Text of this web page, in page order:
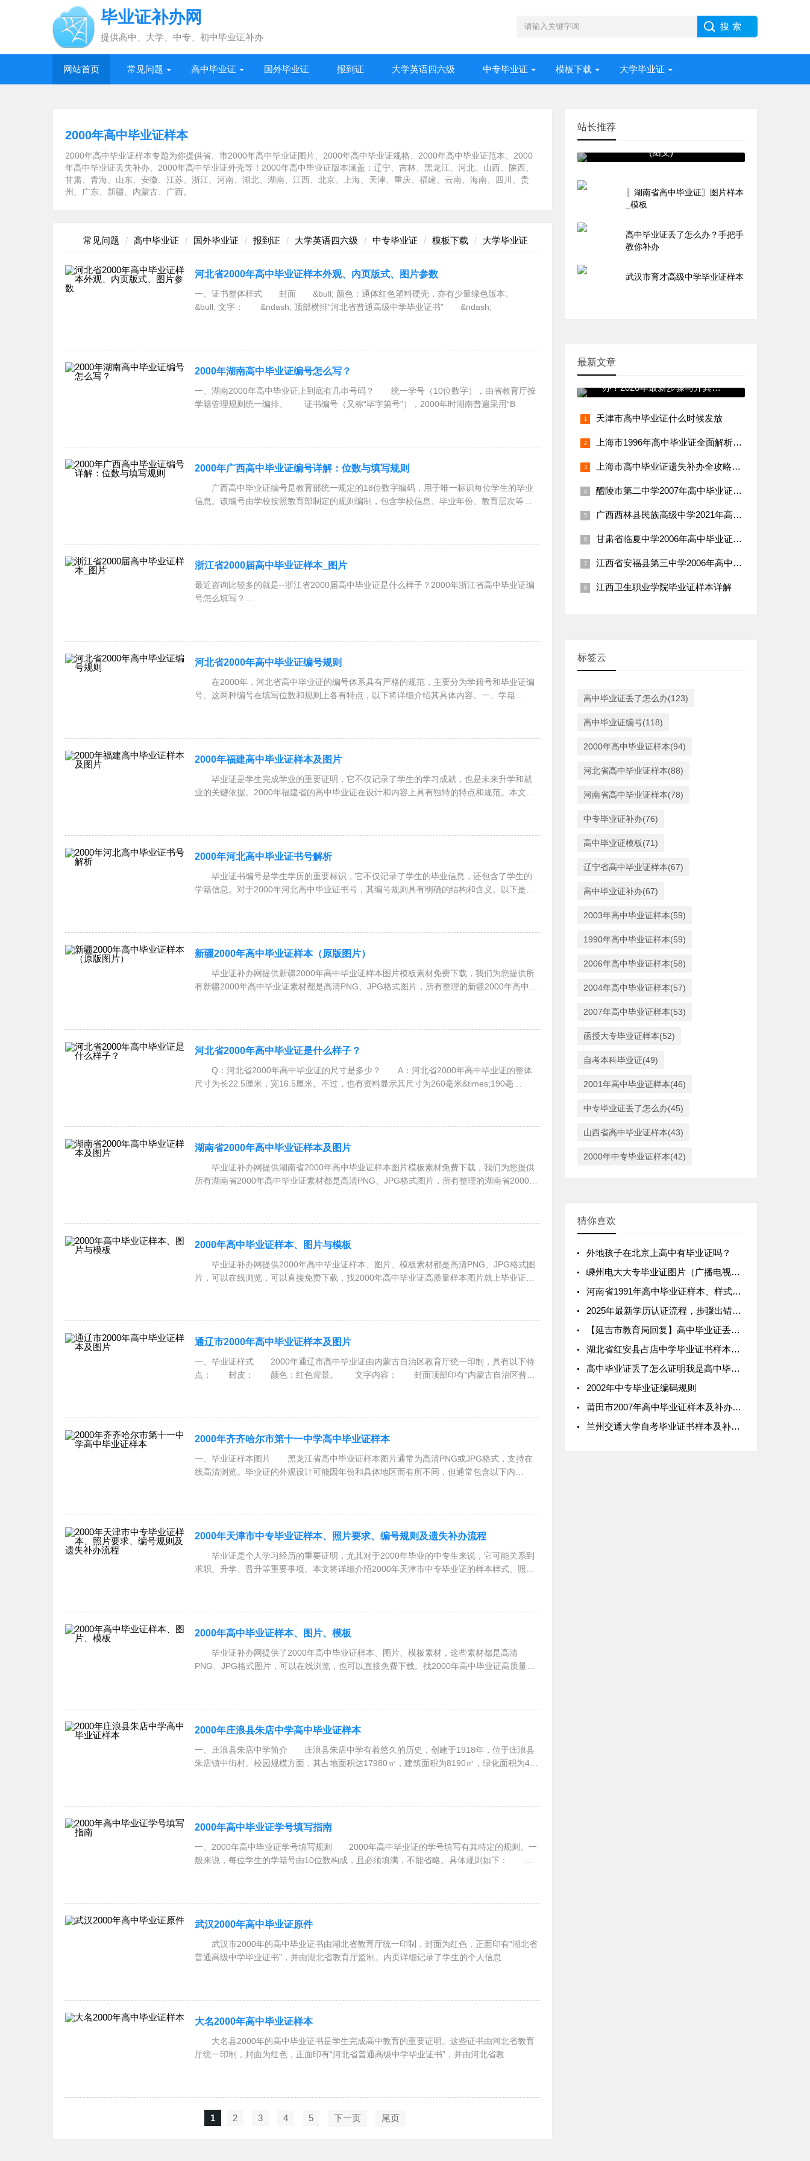
毕业证补办网
提供高中、大学、中专、初中毕业证补办
网站首页 常见问题 高中毕业证 国外毕业证 报到证 大学英语四六级 中专毕业证 模板下载 大学毕业证
2000年高中毕业证样本
2000年高中毕业证样本专题为你提供省、市2000年高中毕业证图片、2000年高中毕业证规格、2000年高中毕业证范本、2000
年高中毕业证丢失补办、2000年高中毕业证外壳等！2000年高中毕业证版本涵盖：辽宁、吉林、黑龙江、河北、山西、陕西、
甘肃、青海、山东、安徽、江苏、浙江、河南、湖北、湖南、江西、北京、上海、天津、重庆、福建、云南、海南、四川、贵
州、广东、新疆、内蒙古、广西。
常见问题 高中毕业证 国外毕业证 报到证 大学英语四六级 中专毕业证 模板下载 大学毕业证
河北省2000年高中毕业证样本外观、内页版式、图片参数
一、证书整体样式 封面 &bull; 颜色：通体红色塑料硬壳，亦有少量绿色版本。
&bull; 文字： &ndash; 顶部横排“河北省普通高级中学毕业证书” &ndash;
2000年湖南高中毕业证编号怎么写？
一、湖南2000年高中毕业证上到底有几串号码？ 统一学号（10位数字），由省教育厅按
学籍管理规则统一编排。 证书编号（又称“毕字第号”），2000年时湖南普遍采用“B
2000年广西高中毕业证编号详解：位数与填写规则​
广西高中毕业证编号是教育部统一规定的18位数字编码，用于唯一标识每位学生的毕业
信息。该编号由学校按照教育部制定的规则编制，包含学校信息、毕业年份、教育层次等内
浙江省2000届高中毕业证样本_图片
最近咨询比较多的就是--浙江省2000届高中毕业证是什么样子？2000年浙江省高中毕业证编
号怎么填写？
河北省2000年高中毕业证编号规则
在2000年，河北省高中毕业证的编号体系具有严格的规范，主要分为学籍号和毕业证编
号。这两种编号在填写位数和规则上各有特点，以下将详细介绍其具体内容。一、学籍
2000年福建高中毕业证样本及图片
毕业证是学生完成学业的重要证明，它不仅记录了学生的学习成就，也是未来升学和就
业的关键依据。2000年福建省的高中毕业证在设计和内容上具有独特的特点和规范。本文将
2000年河北高中毕业证书号解析
毕业证书编号是学生学历的重要标识，它不仅记录了学生的毕业信息，还包含了学生的
学籍信息。对于2000年河北高中毕业证书号，其编号规则具有明确的结构和含义。以下是关
新疆2000年高中毕业证样本（原版图片）
毕业证补办网提供新疆2000年高中毕业证样本图片模板素材免费下载，我们为您提供所
有新疆2000年高中毕业证素材都是高清PNG、JPG格式图片，所有整理的新疆2000年高中毕
河北省2000年高中毕业证是什么样子？
Q：河北省2000年高中毕业证的尺寸是多少？ A：河北省2000年高中毕业证的整体
尺寸为长22.5厘米，宽16.5厘米。不过，也有资料显示其尺寸为260毫米&times;190毫
湖南省2000年高中毕业证样本及图片
毕业证补办网提供湖南省2000年高中毕业证样本图片模板素材免费下载，我们为您提供
所有湖南省2000年高中毕业证素材都是高清PNG、JPG格式图片，所有整理的湖南省2000年
2000年高中毕业证样本、图片与模板
毕业证补办网提供2000年高中毕业证样本、图片、模板素材都是高清PNG、JPG格式图
片，可以在线浏览，可以直接免费下载，找2000年高中毕业证高质量样本图片就上毕业证补
通辽市2000年高中毕业证样本及图片
一、毕业证样式 2000年通辽市高中毕业证由内蒙古自治区教育厅统一印制，具有以下特
点： 封皮： 颜色：红色背景。 文字内容： 封面顶部印有“内蒙古自治区普通
2000年齐齐哈尔市第十一中学高中毕业证样本
一、毕业证样本图片 黑龙江省高中毕业证样本图片通常为高清PNG或JPG格式，支持在
线高清浏览。毕业证的外观设计可能因年份和具体地区而有所不同，但通常包含以下内
2000年天津市中专毕业证样本、照片要求、编号规则及遗失补办流程
毕业证是个人学习经历的重要证明，尤其对于2000年毕业的中专生来说，它可能关系到
求职、升学、晋升等重要事项。本文将详细介绍2000年天津市中专毕业证的样本样式、照片
2000年高中毕业证样本、图片、模板
毕业证补办网提供了2000年高中毕业证样本、图片、模板素材，这些素材都是高清
PNG、JPG格式图片，可以在线浏览，也可以直接免费下载。找2000年高中毕业证高质量样
2000年庄浪县朱店中学高中毕业证样本
一、庄浪县朱店中学简介 庄浪县朱店中学有着悠久的历史，创建于1918年，位于庄浪县
朱店镇中街村。校园规模方面，其占地面积达17980㎡，建筑面积为8190㎡，绿化面积为420
2000年高中毕业证学号填写指南
一、2000年高中毕业证学号填写规则 2000年高中毕业证的学号填写有其特定的规则。一
般来说，每位学生的学籍号由10位数构成，且必须填满，不能省略。具体规则如下： 第
武汉2000年高中毕业证原件
武汉市2000年的高中毕业证书由湖北省教育厅统一印制，封面为红色，正面印有“湖北省
普通高级中学毕业证书”，并由湖北省教育厅监制。内页详细记录了学生的个人信息
大名2000年高中毕业证样本
大名县2000年的高中毕业证书是学生完成高中教育的重要证明。这些证书由河北省教育
厅统一印制，封面为红色，正面印有“河北省普通高级中学毕业证书”，并由河北省教
1 2 3 4 5 下一页 尾页
站长推荐
湖南省1995年高中毕业证内容
(图文)
〖湖南省高中毕业证〗图片样本
_模板
高中毕业证丢了怎么办？手把手
教你补办
武汉市育才高级中学毕业证样本
最新文章
新疆高中毕业证丢失如何补
办？2026年最新步骤与开具证
明详解
天津市高中毕业证什么时候发放
上海市1996年高中毕业证全面解析：样本、内容与补办指南
上海市高中毕业证遗失补办全攻略：政策、流程与所需材料一览
醴陵市第二中学2007年高中毕业证样本详解
广西西林县民族高级中学2021年高中毕业证样本详解
甘肃省临夏中学2006年高中毕业证样本详解
江西省安福县第三中学2006年高中毕业证样本详解
江西卫生职业学院毕业证样本详解
标签云
高中毕业证丢了怎么办(123)
高中毕业证编号(118)
2000年高中毕业证样本(94)
河北省高中毕业证样本(88)
河南省高中毕业证样本(78)
中专毕业证补办(76)
高中毕业证模板(71)
辽宁省高中毕业证样本(67)
高中毕业证补办(67)
2003年高中毕业证样本(59)
1990年高中毕业证样本(59)
2006年高中毕业证样本(58)
2004年高中毕业证样本(57)
2007年高中毕业证样本(53)
函授大专毕业证样本(52)
自考本科毕业证(49)
2001年高中毕业证样本(46)
中专毕业证丢了怎么办(45)
山西省高中毕业证样本(43)
2000年中专毕业证样本(42)
猜你喜欢
外地孩子在北京上高中有毕业证吗？
嵊州电大大专毕业证图片（广播电视大学毕业证样本）
河南省1991年高中毕业证样本、样式、编号规则与图片参数
2025年最新学历认证流程，步骤出错将会影响报名！
【延吉市教育局回复】高中毕业证丢失了可以补吗？怎么补？
湖北省红安县占店中学毕业证书样本及补办
高中毕业证丢了怎么证明我是高中毕业生
2002年中专毕业证编码规则
莆田市2007年高中毕业证样本及补办流程
兰州交通大学自考毕业证书样本及补办政策